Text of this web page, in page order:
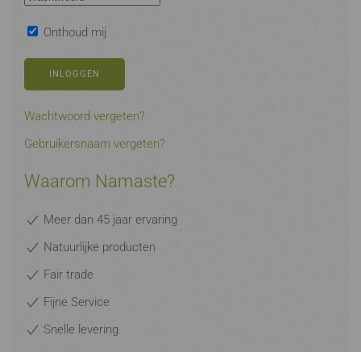
Onthoud mij
INLOGGEN
Wachtwoord vergeten?
Gebruikersnaam vergeten?
Waarom Namaste?
Meer dan 45 jaar ervaring
Natuurlijke producten
Fair trade
Fijne Service
Snelle levering